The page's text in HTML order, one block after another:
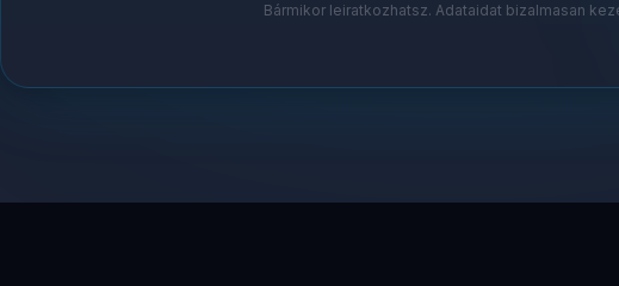
Bármikor leiratkozhatsz. Adataidat bizalmasan